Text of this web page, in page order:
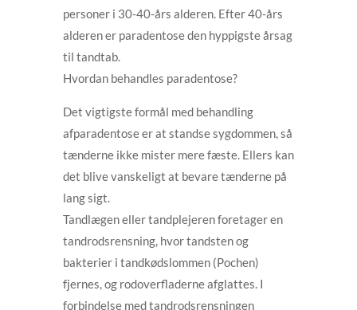
personer i 30-40-års alderen. Efter 40-års
alderen er paradentose den hyppigste årsag
til tandtab.
Hvordan behandles paradentose?
Det vigtigste formål med behandling
afparadentose er at standse sygdommen, så
tænderne ikke mister mere fæste. Ellers kan
det blive vanskeligt at bevare tænderne på
lang sigt.
Tandlægen eller tandplejeren foretager en
tandrodsrensning, hvor tandsten og
bakterier i tandkødslommen (Pochen)
fjernes, og rodoverfladerne afglattes. I
forbindelse med tandrodsrensningen